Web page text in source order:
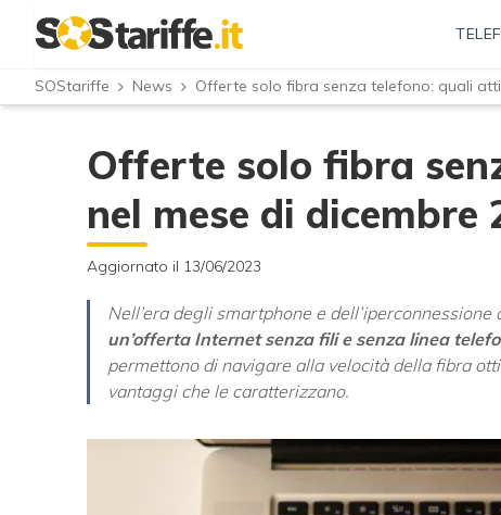
SOStariffe News Offerte solo fibra senza telefono: quali
Offerte solo fibra
nel mese di dicembre
Aggiornato il 13/06/2023
Nell’era degli smartphone e
un’offerta Internet senza fili e senza linea
permettono di navigare alla velocità della fibra
vantaggi che le caratterizzano.